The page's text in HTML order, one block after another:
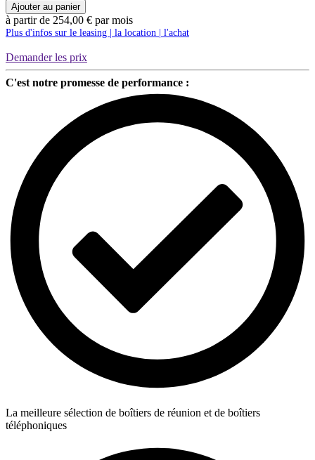
DUO"
|
Ajouter au panier
à partir de 254,00 € par mois
Plus d'infos sur le leasing | la location | l'achat
Demander les prix
C'est notre promesse de performance :
La meilleure sélection de boîtiers de réunion et de boîtiers
téléphoniques